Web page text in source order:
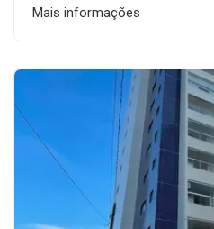
Mais informações